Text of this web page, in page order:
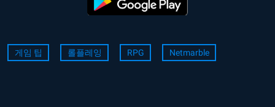
게임 팁 롤플레잉 RPG Netmarble